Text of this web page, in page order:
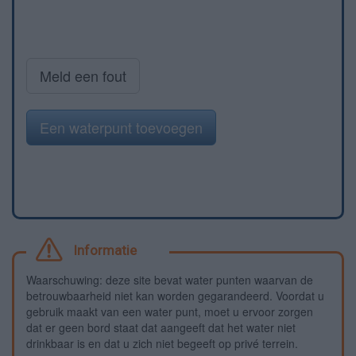
Meld een fout
Een waterpunt toevoegen
Informatie
Waarschuwing: deze site bevat water punten waarvan de
betrouwbaarheid niet kan worden gegarandeerd. Voordat u
gebruik maakt van een water punt, moet u ervoor zorgen
dat er geen bord staat dat aangeeft dat het water niet
drinkbaar is en dat u zich niet begeeft op privé terrein.